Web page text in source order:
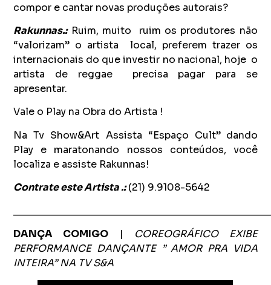
compor e cantar novas produções autorais?
Rakunnas.:Ruim, muito ruim os produtores não
“valorizam” o artista local, preferem trazer os
internacionais do que investir no nacional, hoje o
artista de reggae precisa pagar para se
apresentar.
Vale o Play na Obra do Artista !
Na Tv Show&Art Assista “Espaço Cult” dando
Play e maratonando nossos conteúdos, você
localiza e assiste Rakunnas!
Contrate este Artista .:(21) 9.9108-5642
DANÇA COMIGO |
COREOGRÁFICO EXIBE
PERFORMANCE DANÇANTE ” AMOR PRA VIDA
INTEIRA” NA TV S&A